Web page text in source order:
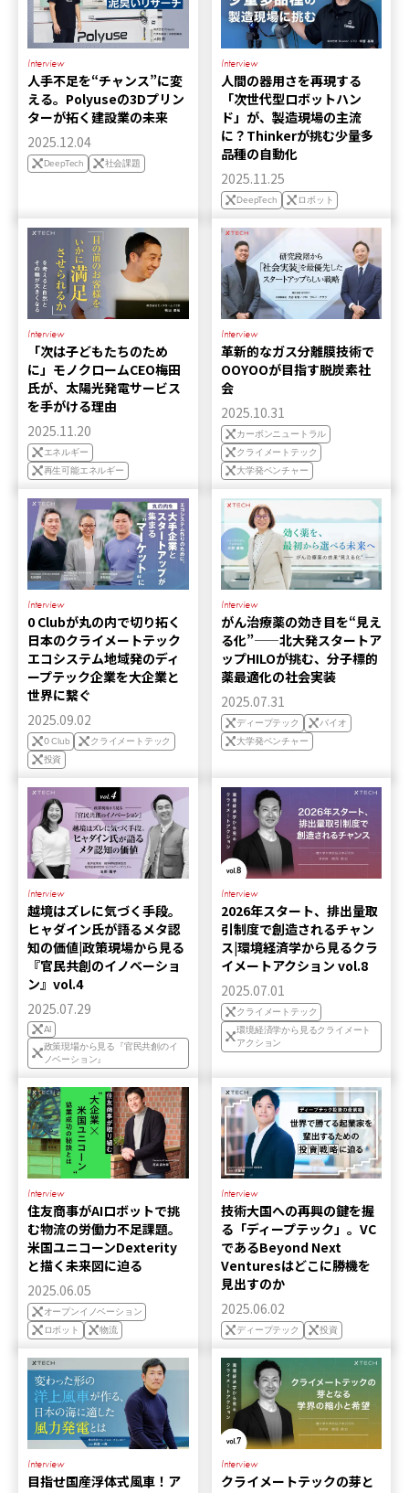
Interview
人手不足を“チャンス”に変
える。Polyuseの3Dプリン
ターが拓く建設業の未来
2025.12.04
DeepTech 社会課題
Interview
人間の器用さを再現する
「次世代型ロボットハン
ド」が、製造現場の主流
に？Thinkerが挑む少量多
品種の自動化
2025.11.25
DeepTech ロボット
Interview
「次は子どもたちのため
に」モノクロームCEO梅田
氏が、太陽光発電サービス
を手がける理由
2025.11.20
エネルギー
再生可能エネルギー
Interview
革新的なガス分離膜技術で
OOYOOが目指す脱炭素社
会
2025.10.31
カーボンニュートラル
クライメートテック
大学発ベンチャー
Interview
0 Clubが丸の内で切り拓く
日本のクライメートテック
エコシステム――地域発のディ
ープテック企業を大企業と
世界に繋ぐ
2025.09.02
0 Club
クライメートテック
投資
Interview
がん治療薬の効き目を“見え
る化”——北大発スタートア
ップHILOが挑む、分子標的
薬最適化の社会実装
2025.07.31
ディープテック
バイオ
大学発ベンチャー
Interview
越境はズレに気づく手段。
ヒャダイン氏が語るメタ認
知の価値|政策現場から見る
『官民共創のイノベーショ
ン』vol.4
2025.07.29
AI
政策現場から見る『官民共創のイ
ノベーション』
Interview
2026年スタート、排出量取
引制度で創造されるチャン
ス|環境経済学から見るクラ
イメートアクション vol.8
2025.07.01
クライメートテック
環境経済学から見るクライメート
アクション
Interview
住友商事がAIロボットで挑
む物流の労働力不足課題。
米国ユニコーンDexterity
と描く未来図に迫る
2025.06.05
オープンイノベーション
ロボット
物流
Interview
技術大国への再興の鍵を握
る「ディープテック」。VC
であるBeyond Next
Venturesはどこに勝機を
見出すのか
2025.06.02
ディープテック 投資
Interview
目指せ国産浮体式風車！ア
Interview
クライメートテックの芽と